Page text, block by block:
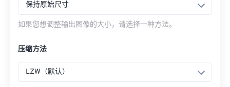
保持原始尺寸
如果您想调整输出图像的大小，请选择一种方法。
压缩方法
LZW（默认）